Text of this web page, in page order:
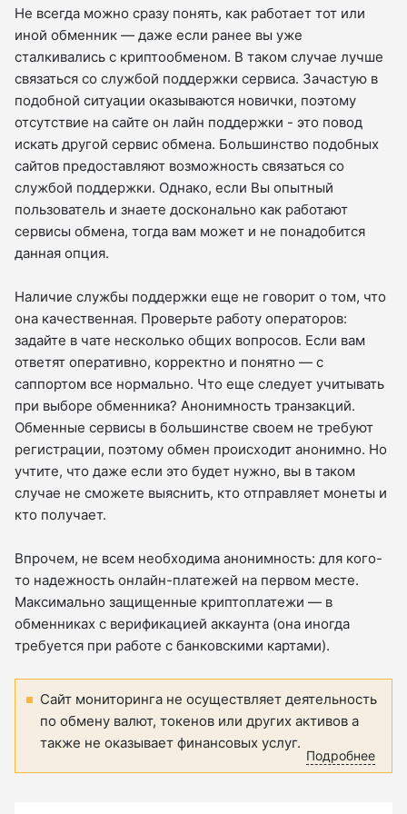
Не всегда можно сразу понять, как работает тот или
иной обменник — даже если ранее вы уже
сталкивались с криптообменом. В таком случае лучше
связаться со службой поддержки сервиса. Зачастую в
подобной ситуации оказываются новички, поэтому
отсутствие на сайте он лайн поддержки - это повод
искать другой сервис обмена. Большинство подобных
сайтов предоставляют возможность связаться со
службой поддержки. Однако, если Вы опытный
пользователь и знаете досконально как работают
сервисы обмена, тогда вам может и не понадобится
данная опция.
Наличие службы поддержки еще не говорит о том, что
она качественная. Проверьте работу операторов:
задайте в чате несколько общих вопросов. Если вам
ответят оперативно, корректно и понятно — с
саппортом все нормально. Что еще следует учитывать
при выборе обменника? Анонимность транзакций.
Обменные сервисы в большинстве своем не требуют
регистрации, поэтому обмен происходит анонимно. Но
учтите, что даже если это будет нужно, вы в таком
случае не сможете выяснить, кто отправляет монеты и
кто получает.
Впрочем, не всем необходима анонимность: для кого-
то надежность онлайн-платежей на первом месте.
Максимально защищенные криптоплатежи — в
обменниках с верификацией аккаунта (она иногда
требуется при работе с банковскими картами).
Сайт мониторинга не осуществляет деятельность
по обмену валют, токенов или других активов а
также не оказывает финансовых услуг.
Подробнее